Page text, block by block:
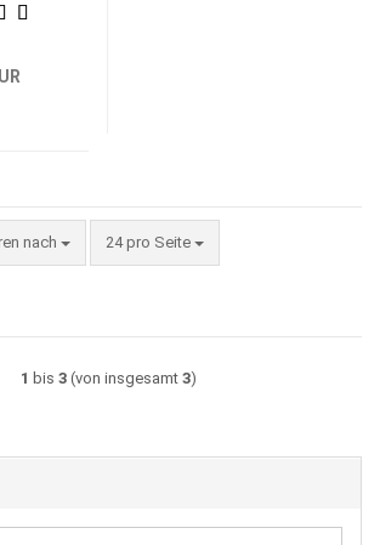
nach
nach 24 pro Seite
pro Seite
1 bis 3(von insgesamt 3)